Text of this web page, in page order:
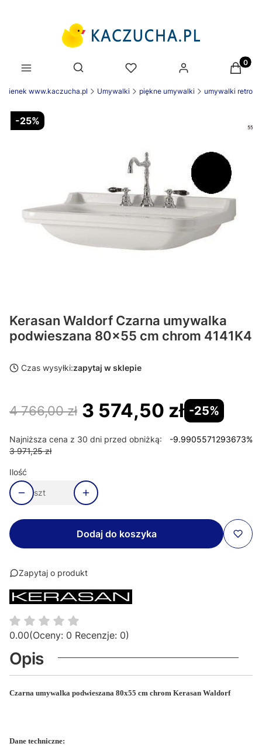
Otwórz wyszukiwarkę
www.kaczucha.pl Umywalki piękne umywalki umywalki retro
-25%
Kerasan Waldorf Czarna umywalka
podwieszana 80x55 cm chrom 4141K4
Czas wysyłki:zapytaj w sklepie
4 766,00 zł 3 574,50 zł -25%
Najniższa cena z 30 dni przed obniżką:
3 971,25 zł
-9.9905571293673%
Ilość
szt
Dodaj do koszyka
Zapytaj o produkt
0.00(Oceny: 0 Recenzje: 0)
Opis
Czarna umywalka podwieszana 80x55 cm chrom Kerasan Waldorf
Dane techniczne: